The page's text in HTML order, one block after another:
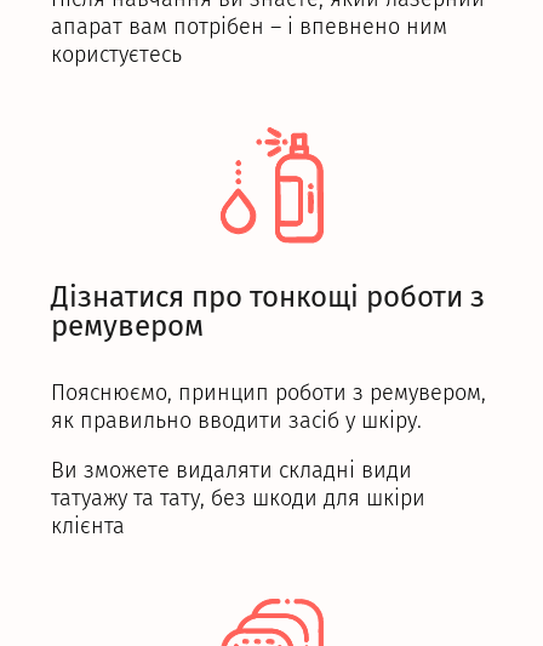
апарат вам потрібен – і впевнено ним
користуєтесь
Дізнатися про тонкощі роботи з
ремувером
Пояснюємо, принцип роботи з ремувером,
як правильно вводити засіб у шкіру.
Ви зможете видаляти складні види
татуажу та тату, без шкоди для шкіри
клієнта